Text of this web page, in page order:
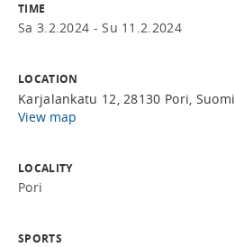
TIME
Sa 3.2.2024 -Su 11.2.2024
LOCATION
Karjalankatu 12, 28130 Pori, Suomi
View map
LOCALITY
Pori
SPORTS